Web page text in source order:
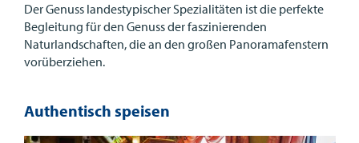
Der Genuss landestypischer Spezialitäten ist die perfekte
Begleitung für den Genuss der faszinierenden
Naturlandschaften, die an den großen Panoramafenstern
vorüberziehen.
Authentisch speisen